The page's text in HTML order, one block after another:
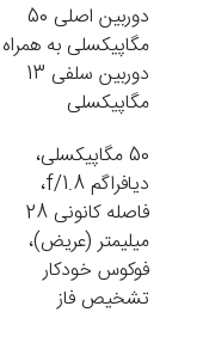
دوربین اصلی 50
مگاپیکسلی به همراه
دوربین سلفی 13
مگاپیکسلی
50 مگاپیکسلی،
دیافراگم f/1.8،
فاصله کانونی 28
میلیمتر (عریض)،
فوکوس خودکار
تشخیص فاز